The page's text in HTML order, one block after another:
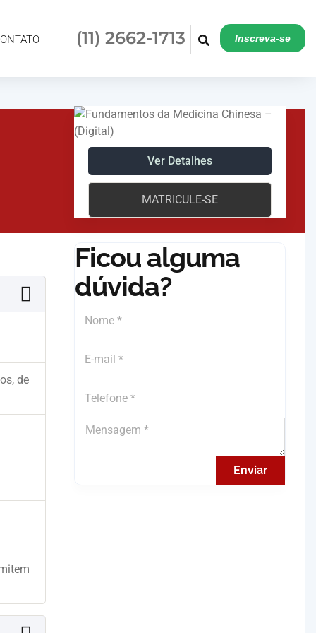
(11) 2662-1713 Inscreva-se
(11) 2662-1713 Inscreva-se
de
Ver Detalhes
MATRICULE-SE
Ficou alguma
dúvida?
Enviar